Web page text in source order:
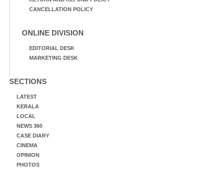
CANCELLATION POLICY
ONLINE DIVISION
EDITORIAL DESK
MARKETING DESK
SECTIONS
LATEST
KERALA
LOCAL
NEWS 360
CASE DIARY
CINEMA
OPINION
PHOTOS